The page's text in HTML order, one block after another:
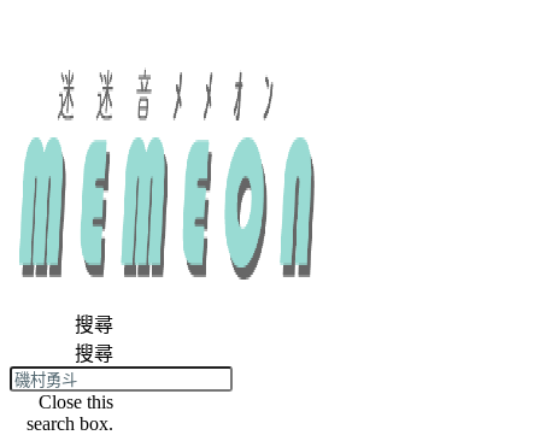
搜尋
搜尋
Close this
search box.